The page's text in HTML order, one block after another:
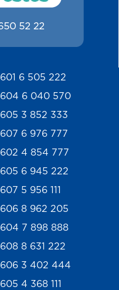
601 6 505 222
604 6 040 570
605 3 852 333
607 6 976 777
602 4 854 777
605 6 945 222
607 5 956 111
606 8 962 205
604 7 898 888
608 8 631 222
606 3 402 444
605 4 368 111